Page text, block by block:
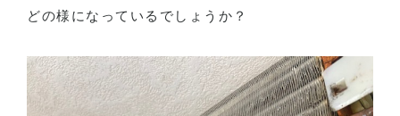
どの様になっているでしょうか？